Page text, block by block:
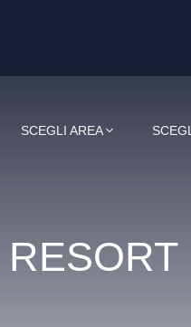
SCEGLI AREA